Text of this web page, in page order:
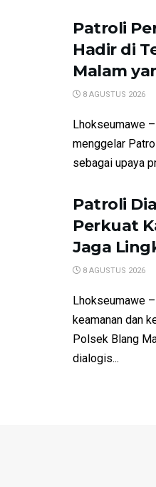
Patroli
Hadir di
Malam
8 AGUSTUS 2026
Lhokseumawe
menggelar
sebagai upaya
Patroli
Perkuat
Jaga
8 AGUSTUS 2026
Lhokseumawe
keamanan dan
Polsek Blang
dialogis...